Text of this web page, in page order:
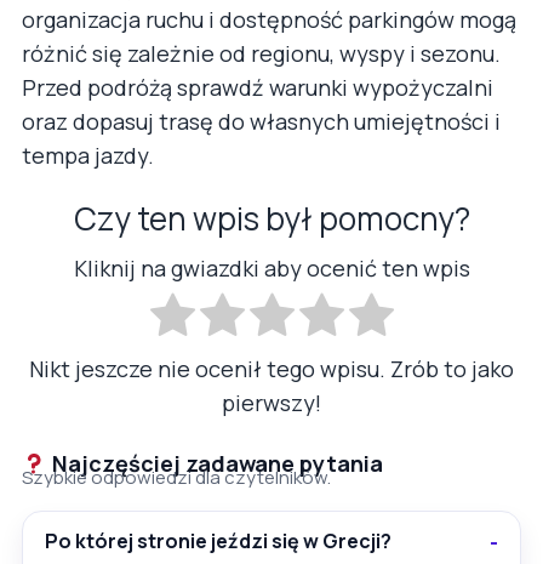
organizacja ruchu i dostępność parkingów mogą
różnić się zależnie od regionu, wyspy i sezonu.
Przed podróżą sprawdź warunki wypożyczalni
oraz dopasuj trasę do własnych umiejętności i
tempa jazdy.
Czy ten wpis był pomocny?
Kliknij na gwiazdki aby ocenić ten wpis
Nikt jeszcze nie ocenił tego wpisu. Zrób to jako
pierwszy!
Najczęściej zadawane pytania
Szybkie odpowiedzi dla czytelników.
Po której stronie jeździ się w Grecji?